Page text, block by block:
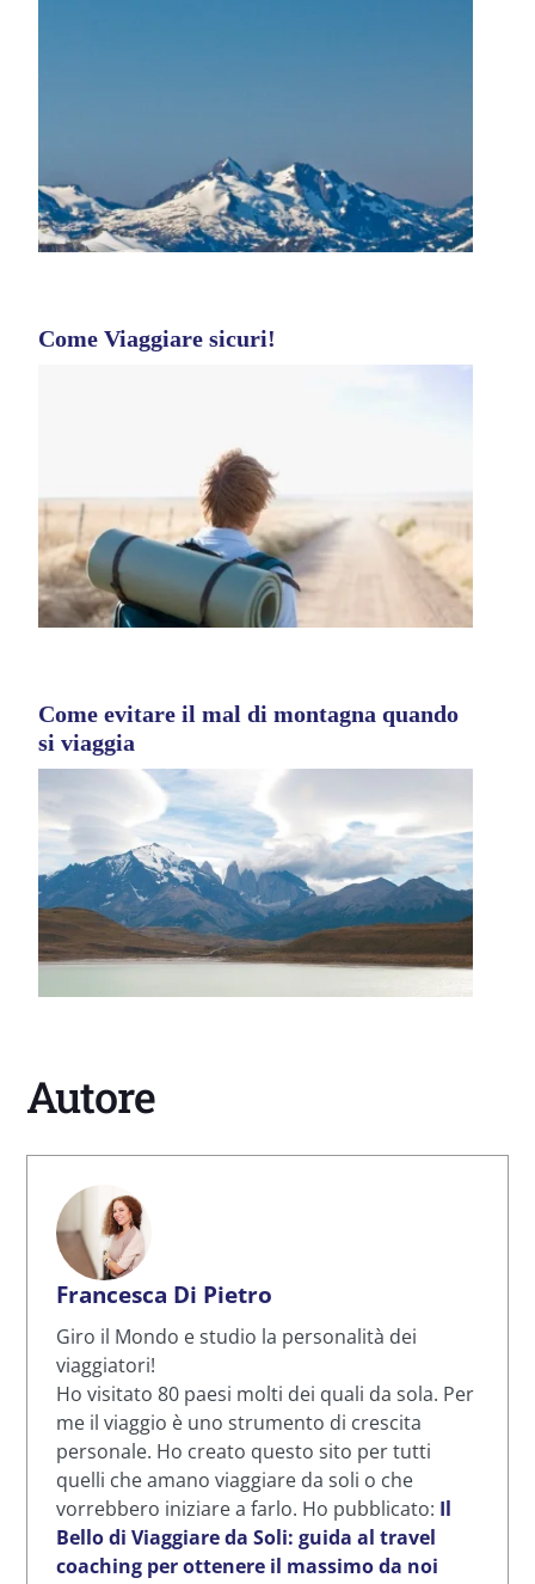
Come Viaggiare sicuri!
Come evitare il mal di montagna quando
si viaggia
Autore
Francesca Di Pietro
Giro il Mondo e studio la personalità dei
viaggiatori!
Ho visitato 80 paesi molti dei quali da sola. Per
me il viaggio è uno strumento di crescita
personale. Ho creato questo sito per tutti
quelli che amano viaggiare da soli o che
vorrebbero iniziare a farlo. Ho pubblicato: Il
Bello di Viaggiare da Soli: guida al travel
coaching per ottenere il massimo da noi